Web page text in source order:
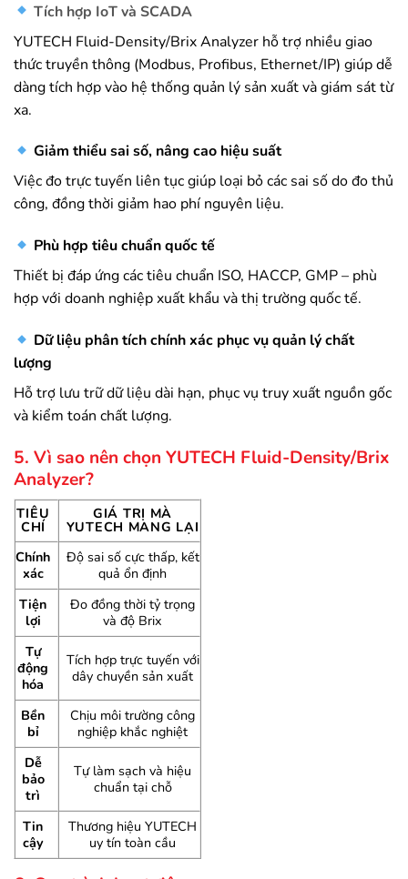
Tích hợp IoT và SCADA
YUTECH Fluid-Density/Brix Analyzer hỗ trợ nhiều giao
thức truyền thông (Modbus, Profibus, Ethernet/IP) giúp dễ
dàng tích hợp vào hệ thống quản lý sản xuất và giám sát từ
xa.
Giảm thiểu sai số, nâng cao hiệu suất
Việc đo trực tuyến liên tục giúp loại bỏ các sai số do đo thủ
công, đồng thời giảm hao phí nguyên liệu.
Phù hợp tiêu chuẩn quốc tế
Thiết bị đáp ứng các tiêu chuẩn ISO, HACCP, GMP – phù
hợp với doanh nghiệp xuất khẩu và thị trường quốc tế.
Dữ liệu phân tích chính xác phục vụ quản lý chất
lượng
Hỗ trợ lưu trữ dữ liệu dài hạn, phục vụ truy xuất nguồn gốc
và kiểm toán chất lượng.
5. Vì sao nên chọn YUTECH Fluid-Density/Brix
Analyzer?
TIÊU
CHÍ
GIÁ TRỊ MÀ
YUTECH MANG LẠI
Chính
xác
Độ sai số cực thấp, kết
quả ổn định
Tiện
lợi
Đo đồng thời tỷ trọng
và độ Brix
Tự
động
hóa
Tích hợp trực tuyến với
dây chuyền sản xuất
Bền
bỉ
Chịu môi trường công
nghiệp khắc nghiệt
Dễ
bảo
trì
Tự làm sạch và hiệu
chuẩn tại chỗ
Tin
cậy
Thương hiệu YUTECH
uy tín toàn cầu